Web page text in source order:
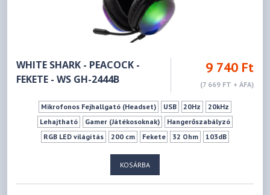
WHITE SHARK - PEACOCK -
FEKETE - WS GH-2444B
9 740 Ft
(7 669 FT + ÁFA)
Mikrofonos Fejhallgató (Headset) USB 20Hz
20kHz
Lehajtható
Gamer (Játékosoknak)
Hangerőszabályzó
RGB LED világítás
200 cm Fekete 32 Ohm
103dB
KOSÁRBA